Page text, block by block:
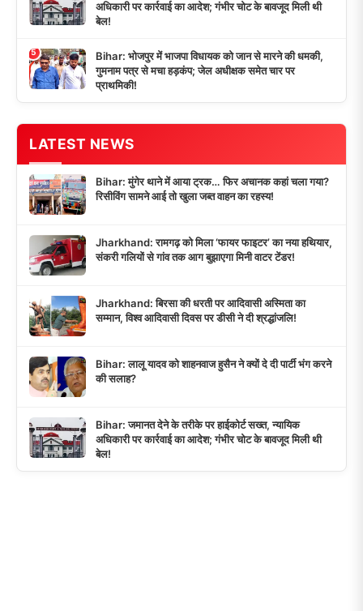
अधिकारी पर कार्रवाई का आदेश; गंभीर चोट के बावजूद मिली थी
बेल!
5
Bihar: भोजपुर में भाजपा विधायक को जान से मारने की धमकी,
गुमनाम पत्र से मचा हड़कंप; जेल अधीक्षक समेत चार पर
प्राथमिकी!
LATEST NEWS
Bihar: मुंगेर थाने में आया ट्रक… फिर अचानक कहां चला गया?
रिसीविंग सामने आई तो खुला जब्त वाहन का रहस्य!
Jharkhand: रामगढ़ को मिला ‘फायर फाइटर’ का नया हथियार,
संकरी गलियों से गांव तक आग बुझाएगा मिनी वाटर टेंडर!
Jharkhand: बिरसा की धरती पर आदिवासी अस्मिता का
सम्मान, विश्व आदिवासी दिवस पर डीसी ने दी श्रद्धांजलि!
Bihar: लालू यादव को शाहनवाज हुसैन ने क्यों दे दी पार्टी भंग करने
की सलाह?
Bihar: जमानत देने के तरीके पर हाईकोर्ट सख्त, न्यायिक
अधिकारी पर कार्रवाई का आदेश; गंभीर चोट के बावजूद मिली थी
बेल!